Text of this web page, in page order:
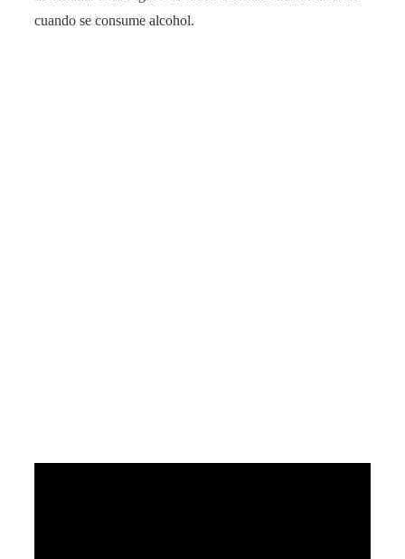
cuando se consume alcohol.